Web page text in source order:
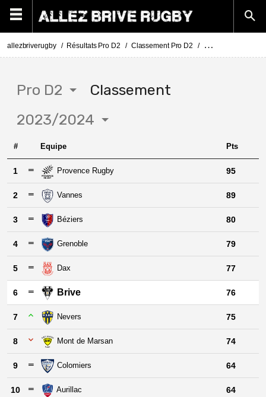
allezbriverugby Résultats Pro D2 Classement Pro D2 Classement Pro
Pro D2
Classement
2023/2024
# Equipe Pts
1 Provence Rugby 95
2 Vannes 89
3 Béziers 80
4 Grenoble 79
5 Dax 77
6 Brive 76
7 Nevers 75
8 Mont de Marsan 74
9 Colomiers 64
10 Aurillac 64